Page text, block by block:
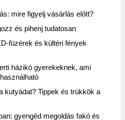
mire figyelj vásárlás előtt?
és pihenj tudatosan
füzérek és kültéri fények
házikó gyerekeknek, ami
kutyádat? Tippek és trükkök a
gyengéd megoldás fakó és